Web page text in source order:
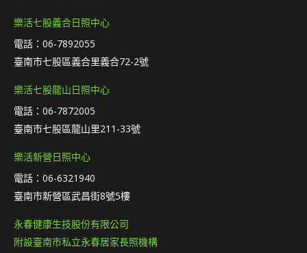
樂活七股義合日照中心
電話：06-7892055
臺南市七股區義合里義合72-2號
樂活七股龍山日照中心
電話：06-7872005
臺南市七股區龍山里211-33號
樂活新營日照中心
電話：06-6321940
臺南市新營區武昌街8號5樓
永春健康生技股份有限公司
附設臺南市私立永春居家長照機構